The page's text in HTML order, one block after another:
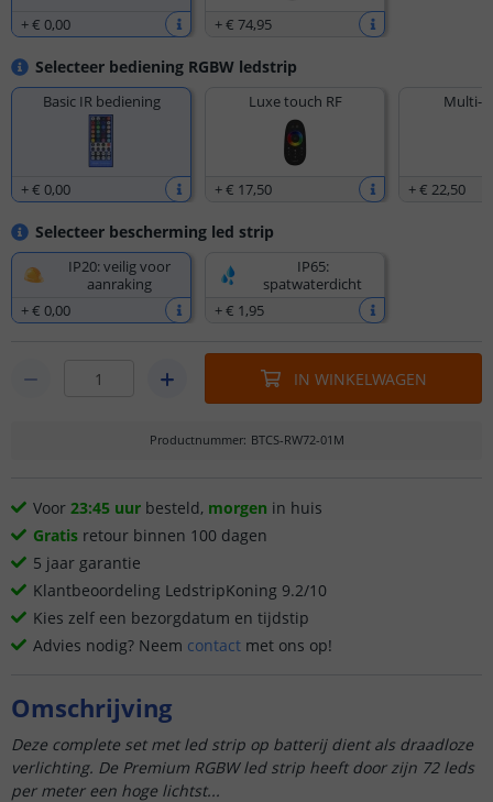
+€ 0,00 +€ 74,95
Selecteer bediening RGBW ledstrip
Basic IR bediening
+€ 0,00
Luxe touch RF
+€ 17,50
Multi-
+€ 22,50
Selecteer bescherming led strip
IP20: veilig voor
aanraking
+€ 0,00
IP65:
spatwaterdicht
+€ 1,95
IN WINKELWAGEN
Productnummer: BTCS-RW72-01M
Voor 23:45 uur besteld, morgen in huis
Gratis retour binnen 100 dagen
5 jaar garantie
Klantbeoordeling LedstripKoning 9.2/10
Kies zelf een bezorgdatum en tijdstip
Advies nodig? Neem contact met ons op!
Omschrijving
Deze complete set met led strip op batterij dient als draadloze
verlichting. De Premium RGBW led strip heeft door zijn 72 leds
per meter een hoge lichtst...